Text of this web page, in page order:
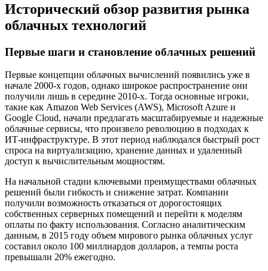
Исторический обзор развития рынка
облачных технологий
Первые шаги и становление облачных решений
Первые концепции облачных вычислений появились уже в
начале 2000-х годов, однако широкое распространение они
получили лишь в середине 2010-х. Тогда основные игроки,
такие как Amazon Web Services (AWS), Microsoft Azure и
Google Cloud, начали предлагать масштабируемые и надежные
облачные сервисы, что произвело революцию в подходах к
ИТ-инфраструктуре. В этот период наблюдался быстрый рост
спроса на виртуализацию, хранение данных и удаленный
доступ к вычислительным мощностям.
На начальной стадии ключевыми преимуществами облачных
решений были гибкость и снижение затрат. Компании
получили возможность отказаться от дорогостоящих
собственных серверных помещений и перейти к моделям
оплаты по факту использования. Согласно аналитическим
данным, в 2015 году объем мирового рынка облачных услуг
составил около 100 миллиардов долларов, а темпы роста
превышали 20% ежегодно.